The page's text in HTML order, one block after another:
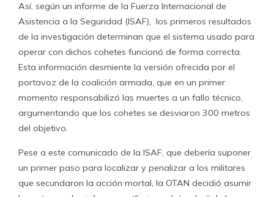
Así, según un informe de la Fuerza Internacional de
Asistencia a la Seguridad (ISAF), los primeros resultados
de la investigación determinan que el sistema usado para
operar con dichos cohetes funcionó de forma correcta.
Esta información desmiente la versión ofrecida por el
portavoz de la coalición armada, que en un primer
momento responsabilizó las muertes a un fallo técnico,
argumentando que los cohetes se desviaron 300 metros
del objetivo.
Pese a este comunicado de la ISAF, que debería suponer
un primer paso para localizar y penalizar a los militares
que secundaron la acción mortal, la OTAN decidió asumir